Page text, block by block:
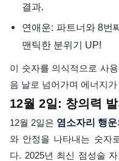
결과.
연애운: 파트너와 8번
맨틱한 분위기 UP!
이 숫자를 의식적으로 사
음 날로 넘어가며 에너지
12월 2일: 창의력
12월 2일은 염소자리 행
와 안정을 나타내는 숫자
다. 2025년 최신 점성술